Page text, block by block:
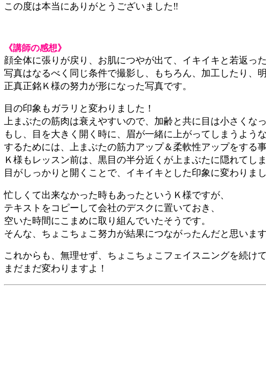
この度は本当にありがとうございました‼︎
《講師の感想》
顔全体に張りが戻り、お肌につやが出て、イキイキと若返っ
写真はなるべく同じ条件で撮影し、もちろん、加工したり、
正真正銘Ｋ様の努力が形になった写真です。
目の印象もガラリと変わりました！
上まぶたの筋肉は衰えやすいので、加齢と共に目は小さくな
もし、目を大きく開く時に、眉が一緒に上がってしまうよう
するためには、上まぶたの筋力アップ＆柔軟性アップをする事
Ｋ様もレッスン前は、黒目の半分近くが上まぶたに隠れてし
目がしっかりと開くことで、イキイキとした印象に変わりまし
忙しくて出来なかった時もあったというＫ様ですが、
テキストをコピーして会社のデスクに置いておき、
空いた時間にこまめに取り組んでいたそうです。
そんな、ちょこちょこ努力が結果につながったんだと思います
これからも、無理せず、ちょこちょこフェイスニングを続け
まだまだ変わりますよ！